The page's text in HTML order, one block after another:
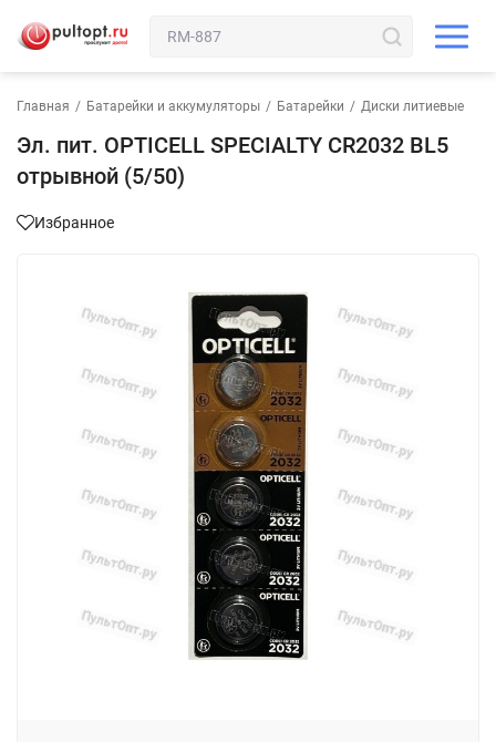
Главная / Батарейки и аккумуляторы / Батарейки / Диски литиевые
Эл. пит. OPTICELL SPECIALTY CR2032 BL5
отрывной (5/50)
Избранное